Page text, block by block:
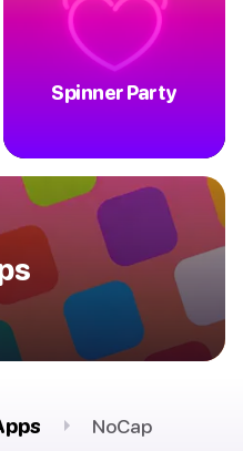
Spinner Party
NoCap